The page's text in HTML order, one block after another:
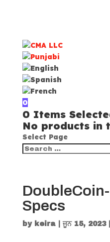
0
0 Items
No products in
Select Page
Specs
by keira| ਜੂਨ 15, 2023|